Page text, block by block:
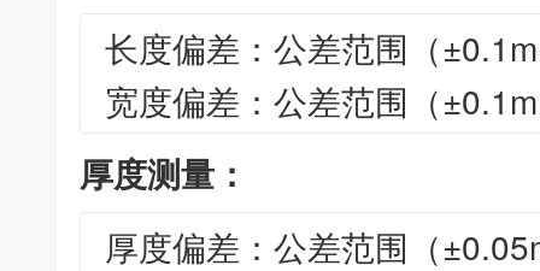
长度偏差：公差范围（
宽度偏差：公差范围（
厚度测量：
厚度偏差：公差范围（